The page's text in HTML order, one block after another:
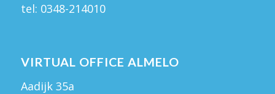
tel: 0348-214010
VIRTUAL OFFICE ALMELO
Aadijk 35a